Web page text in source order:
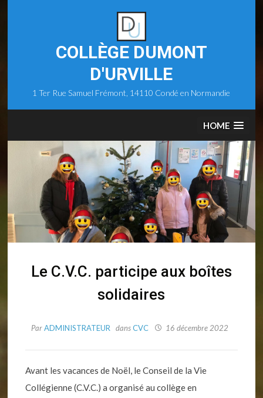
COLLÈGE DUMONT
D'URVILLE
1 Ter Rue Samuel Frémont, 14110 Condé en Normandie
HOME
Le C.V.C. participe aux boîtes
solidaires
ParADMINISTRATEUR dansCVC 16 décembre 2022
Avant les vacances de Noël, le Conseil de la Vie
Collégienne (C.V.C.) a organisé au collège en